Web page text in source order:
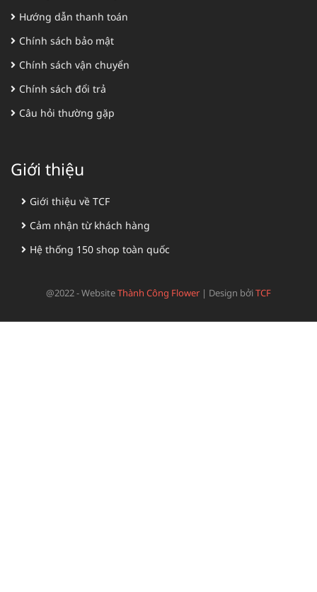
Hướng dẫn thanh toán
Chính sách bảo mật
Chính sách vận chuyển
Chính sách đổi trả
Câu hỏi thường gặp
Giới thiệu
Giới thiệu về TCF
Cảm nhận từ khách hàng
Hệ thống 150 shop toàn quốc
@2022 - WebsiteThành Công Flower | Design bởiTCF